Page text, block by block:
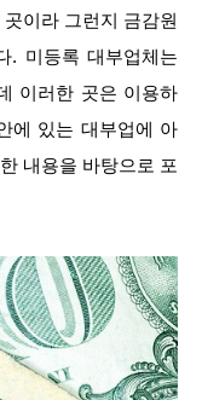
이라 그런지 금감원
. 미등록 대부업체는
이러한 곳은 이용하
에 있는 대부업에 아
내용을 바탕으로 포